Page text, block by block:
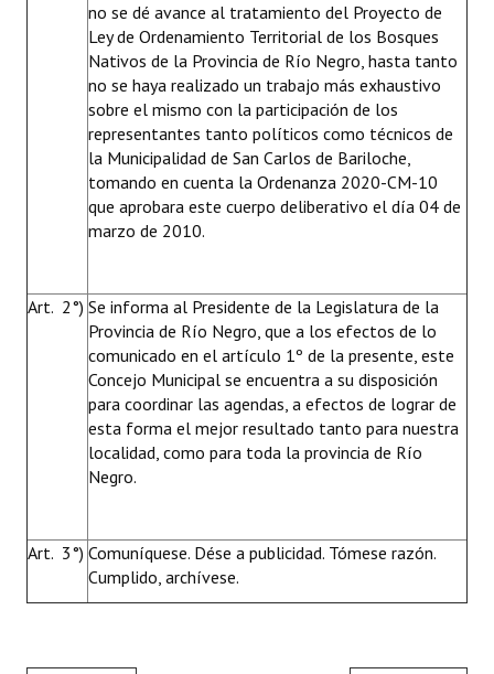
no se dé avance al tratamiento del Proyecto de
Ley de Ordenamiento Territorial de los Bosques
Nativos de la Provincia de Río Negro, hasta tanto
no se haya realizado un trabajo más exhaustivo
sobre el mismo con la participación de los
representantes tanto políticos como técnicos de
la Municipalidad de San Carlos de Bariloche,
tomando en cuenta la Ordenanza 2020-CM-10
que aprobara este cuerpo deliberativo el día 04 de
marzo de 2010.
Art. 2°) Se informa al Presidente de la Legislatura de la
Provincia de Río Negro, que a los efectos de lo
comunicado en el artículo 1º de la presente, este
Concejo Municipal se encuentra a su disposición
para coordinar las agendas, a efectos de lograr de
esta forma el mejor resultado tanto para nuestra
localidad, como para toda la provincia de Río
Negro.
Art. 3°) Comuníquese. Dése a publicidad. Tómese razón.
Cumplido, archívese.